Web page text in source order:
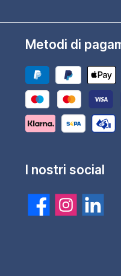
Metodi di
I nostri social